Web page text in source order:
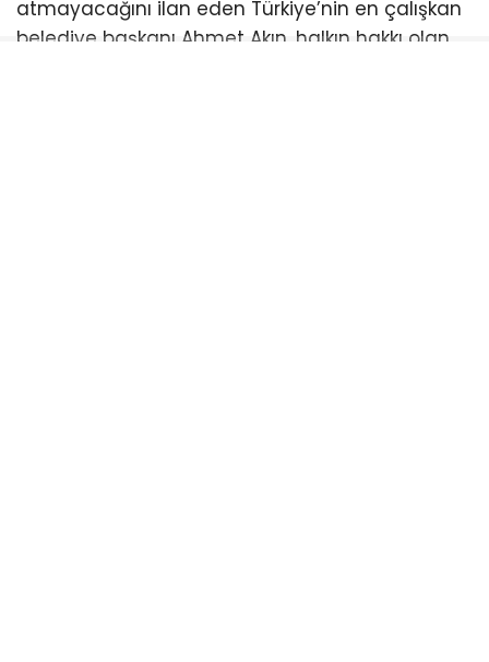
atmayacağını ilan eden Türkiye’nin en çalışkan
belediye başkanı Ahmet Akın, halkın hakkı olan